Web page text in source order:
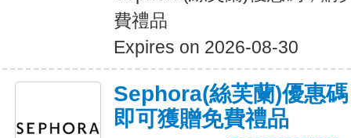
費禮品
Expires on 2026-08-30
Sephora(絲芙蘭)優惠
即可獲贈免費禮品